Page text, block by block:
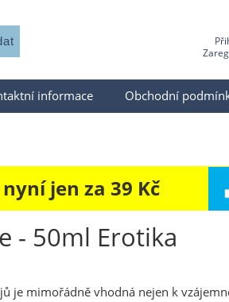
informace Obchodní
jen za 39 Kč
- 50ml Erotika
je mimořádně vhodná nejen k